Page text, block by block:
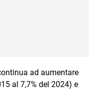
ad aumentare
al 7,7% del 2024) e